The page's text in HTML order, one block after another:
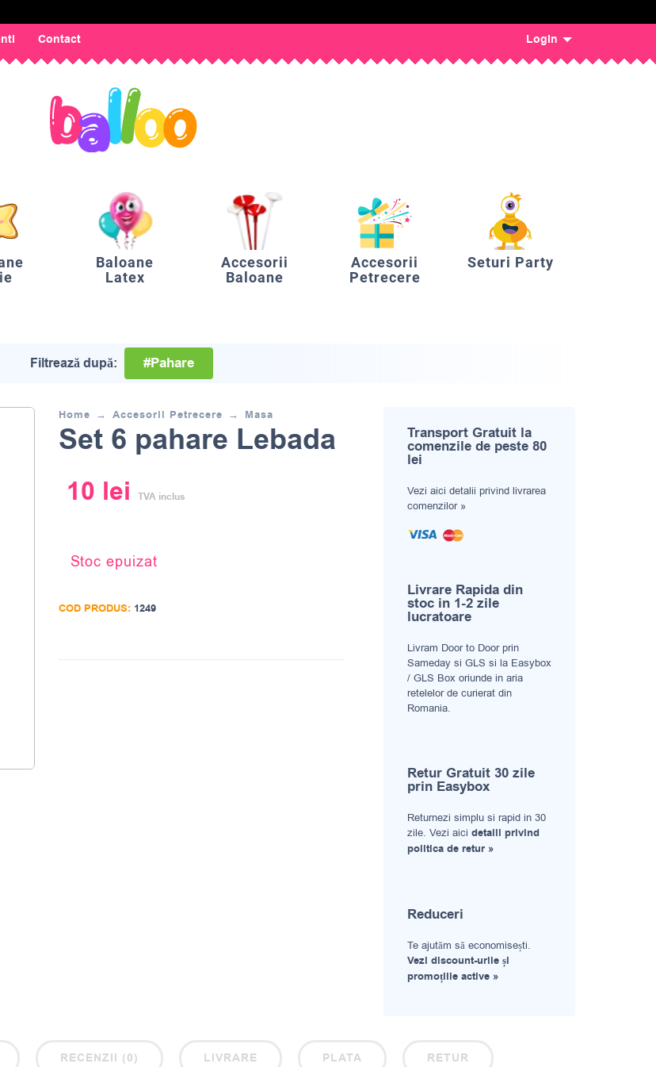
Contact Login
Baloane
Latex
Accesorii
Baloane
Accesorii
Petrecere
Seturi Party
Filtrează după: #Pahare
Home Accesorii Petrecere Masa
Set 6 pahare Lebada
10 lei TVA inclus
Stoc epuizat
COD PRODUS: 1249
Transport Gratuit la
comenzile de peste 80
lei
Vezi aici detalii privind livrarea
comenzilor »
Livrare Rapida din
stoc in 1-2 zile
lucratoare
Livram Door to Door prin
Sameday si GLS si la Easybox
/ GLS Box oriunde in aria
retelelor de curierat din
Romania.
Retur Gratuit 30 zile
prin Easybox
Returnezi simplu si rapid in 30
zile. Vezi aici detalii privind
politica de retur »
Reduceri
Te ajutăm să economisești.
Vezi discount-urile și
promoțiile active »
RECENZII (0) LIVRARE PLATA RETUR